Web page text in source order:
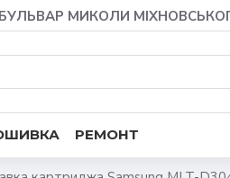
БУЛЬВАР МИКОЛИ
РЕМОНТ